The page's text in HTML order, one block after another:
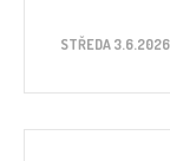
STŘEDA 3.6.2026